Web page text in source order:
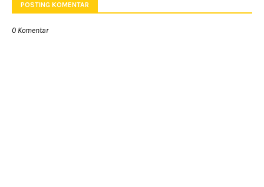
POSTING KOMENTAR
0 Komentar